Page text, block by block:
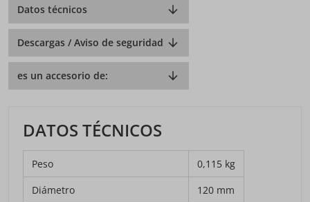
Datos técnicos
Descargas / Aviso de seguridad
es un accesorio de:
DATOS TÉCNICOS
Peso
0,115 kg
Diámetro
120 mm